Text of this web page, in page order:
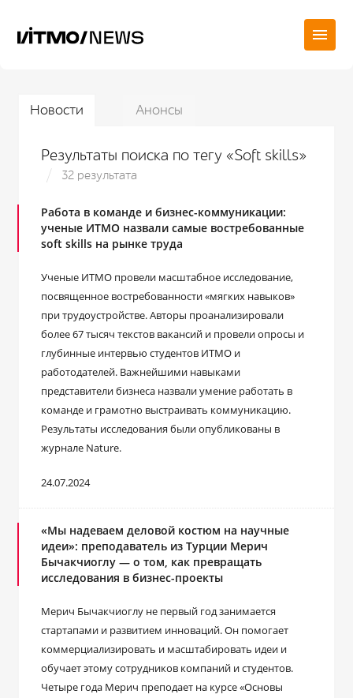
Новости Анонсы
Результаты поиска по тегу «Soft skills»
32 результата
Работа в команде и бизнес-коммуникации:
ученые ИТМО назвали самые востребованные
soft skills на рынке труда
Ученые ИТМО провели масштабное исследование,
посвященное востребованности «мягких навыков»
при трудоустройстве. Авторы проанализировали
более 67 тысяч текстов вакансий и провели опросы и
глубинные интервью студентов ИТМО и
работодателей. Важнейшими навыками
представители бизнеса назвали умение работать в
команде и грамотно выстраивать коммуникацию.
Результаты исследования были опубликованы в
журнале Nature.
24.07.2024
«Мы надеваем деловой костюм на научные
идеи»: преподаватель из Турции Мерич
Бычакчиоглу ― о том, как превращать
исследования в бизнес-проекты
Мерич Бычакчиоглу не первый год занимается
стартапами и развитием инноваций. Он помогает
коммерциализировать и масштабировать идеи и
обучает этому сотрудников компаний и студентов.
Четыре года Мерич преподает на курсе «Основы